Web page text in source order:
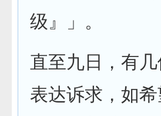
级』」。
直至九日，有
表达诉求，如